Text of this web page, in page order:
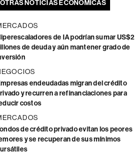
OTRAS NOTICIAS ECONÓMICAS
de IA podrían sumar US$2
de deuda y aún mantener grado de
endeudadas migran del crédito
y recurren a refinanciaciones para
costos
de crédito privado evitan los peores
y se recuperan de sus mínimos